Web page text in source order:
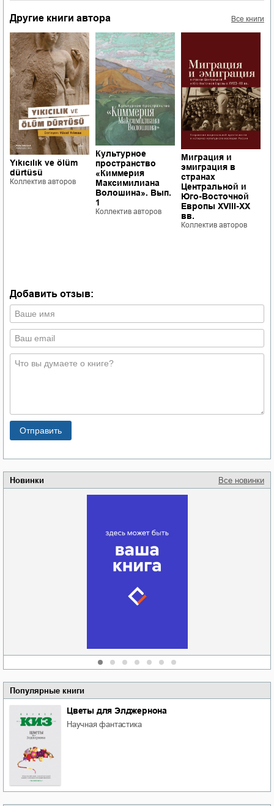
Новинки Все новинки
Популярные книги
Цветы для Элджернона
научная фантастика
Другие книги автора Все книги
Yıkıcılık ve ölüm
dürtüsü
Коллектив авторов
Культурное
пространство
«Киммерия
Максимилиана
Волошина». Вып.
1
Коллектив авторов
Миграция и
эмиграция в
странах
Центральной и
Юго-Восточной
Европы XVIII-XX
вв.
Коллектив авторов
Добавить отзыв: